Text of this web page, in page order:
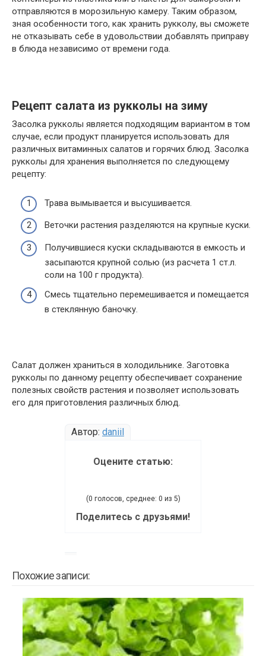
отправляются в морозильную камеру. Таким образом,
зная особенности того, как хранить рукколу, вы сможете
не отказывать себе в удовольствии добавлять приправу
в блюда независимо от времени года.
Рецепт салата из рукколы на зиму
Засолка рукколы является подходящим вариантом в том
случае, если продукт планируется использовать для
различных витаминных салатов и горячих блюд. Засолка
рукколы для хранения выполняется по следующему
рецепту:
Трава вымывается и высушивается.
Веточки растения разделяются на крупные куски.
Получившиеся куски складываются в емкость и
засыпаются крупной солью (из расчета 1 ст.л.
соли на 100 г продукта).
Смесь тщательно перемешивается и помещается
в стеклянную баночку.
Салат должен храниться в холодильнике. Заготовка
рукколы по данному рецепту обеспечивает сохранение
полезных свойств растения и позволяет использовать
его для приготовления различных блюд.
Автор: daniil
Оцените статью:
(0 голосов, среднее: 0 из 5)
Поделитесь с друзьями!
Похожие записи: